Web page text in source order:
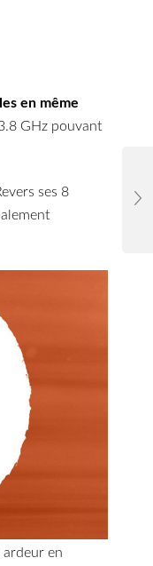
en même
GHz pouvant
ses 8
en